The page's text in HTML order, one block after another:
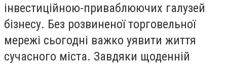
інвестиційною-приваблюючих галузей
бізнесу. Без розвиненої торговельної
мережі сьогодні важко уявити життя
сучасного міста. Завдяки щоденній